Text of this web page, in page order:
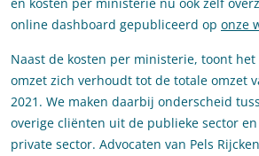
en kosten per ministerie nu ook zelf
online dashboard gepubliceerd op onze
Naast de kosten per ministerie, toont
omzet zich verhoudt tot de totale omzet
2021. We maken daarbij onderscheid
overige cliënten uit de publieke sector
private sector. Advocaten van Pels